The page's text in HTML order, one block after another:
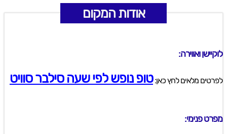
אודות המקום
לוקיישן ואווירה:
לפרטים מלאים לחץ כאן:טופ נופש לפי שעה סילבר סוויט
מפרט פנימי: